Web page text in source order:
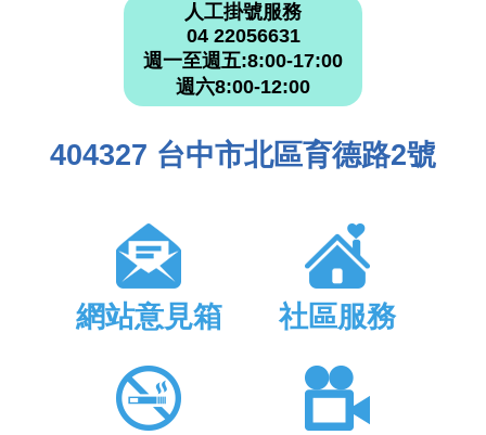
人工掛號服務
04 22056631
週一至週五:8:00-17:00
週六8:00-12:00
404327 台中市北區育德路2號
網站意見箱 社區服務